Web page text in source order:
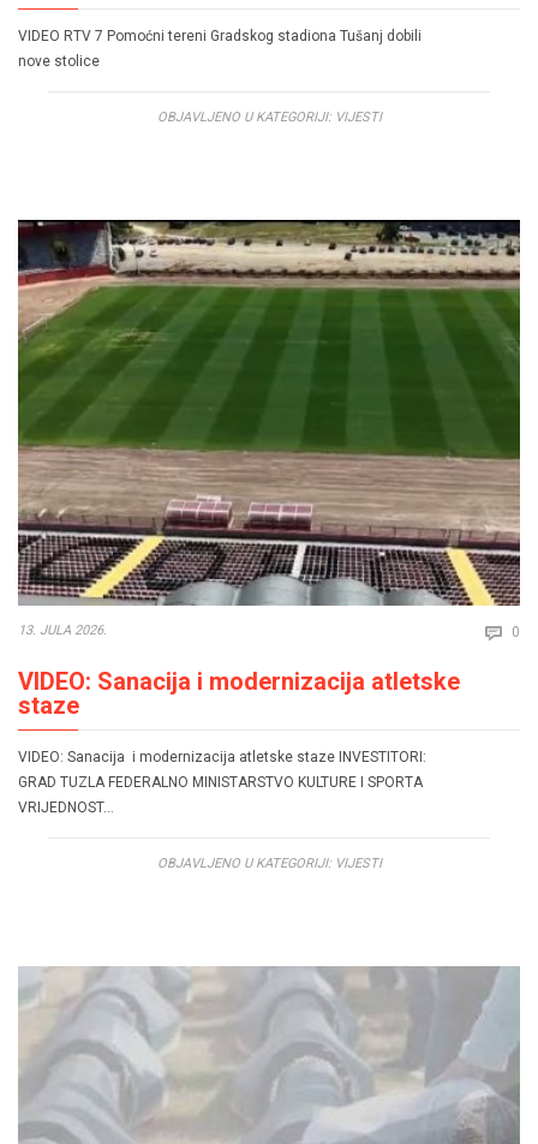
VIDEO RTV 7 Pomoćni tereni Gradskog stadiona Tušanj dobili
nove stolice
OBJAVLJENO U KATEGORIJI: VIJESTI
13. JULA 2026.  0
VIDEO: Sanacija i modernizacija atletske
staze
VIDEO: Sanacija i modernizacija atletske staze INVESTITORI:
GRAD TUZLA FEDERALNO MINISTARSTVO KULTURE I SPORTA
VRIJEDNOST…
OBJAVLJENO U KATEGORIJI: VIJESTI